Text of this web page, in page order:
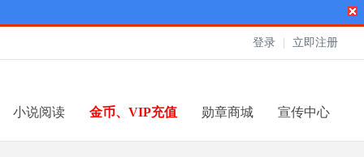
登录 立即注册
小说阅读 金币、VIP充值 勋章商城 宣传中心